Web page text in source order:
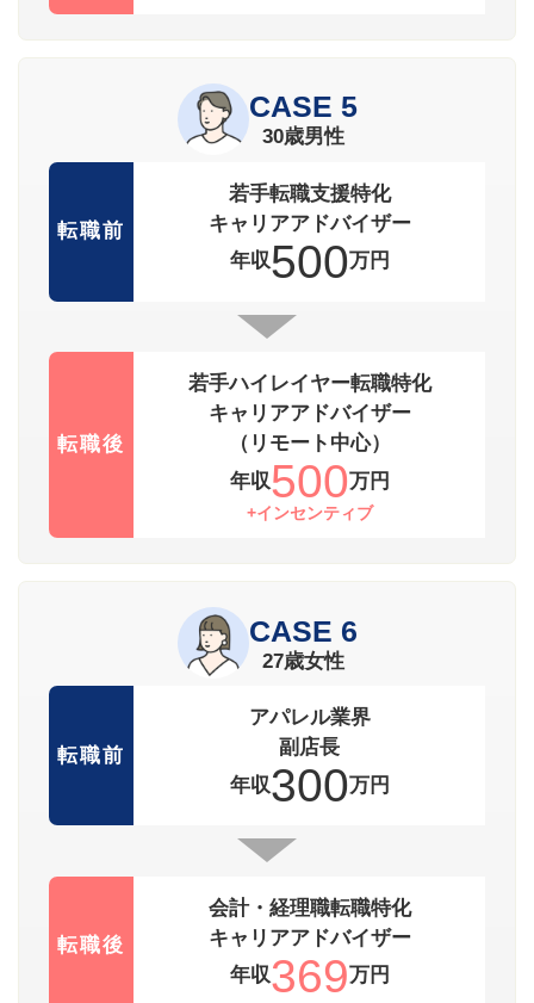
CASE 5
30歳男性
転職前
若手転職支援特化
キャリアアドバイザー
年収500万円
転職後
若手ハイレイヤー転職特化
キャリアアドバイザー
（リモート中心）
年収500万円
+インセンティブ
CASE 6
27歳女性
転職前
アパレル業界
副店長
年収300万円
転職後
会計・経理職転職特化
キャリアアドバイザー
年収369万円